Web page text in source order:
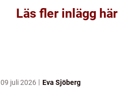
Läs fler inlägg här
09 juli 2026 Eva Sjöberg